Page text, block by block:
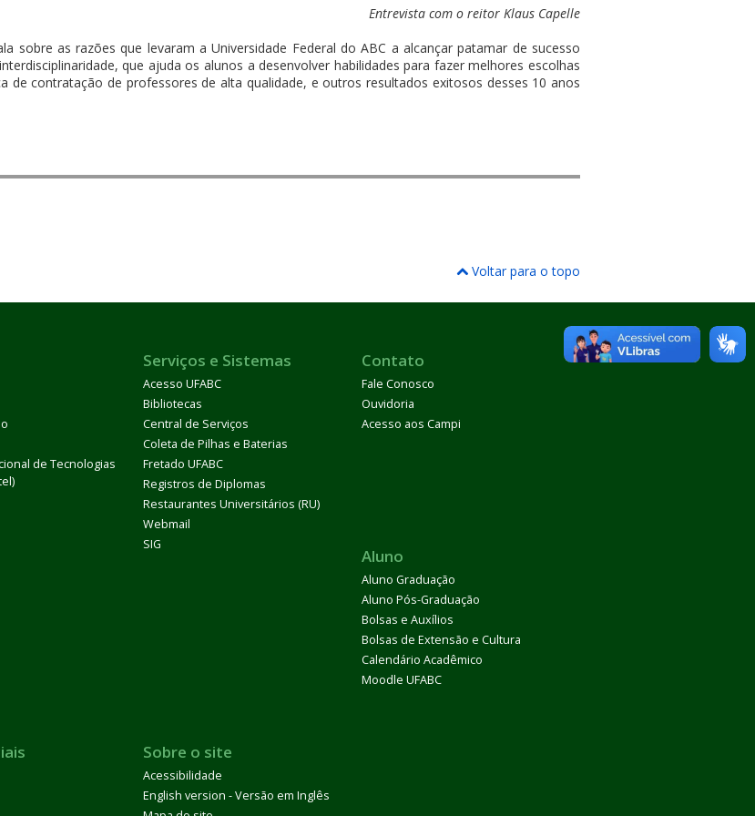
Entrevista com o reitor Klaus Capelle
sobre as razões que levaram a Universidade Federal do ABC a alcançar patamar de sucesso
que ajuda os alunos a desenvolver habilidades para fazer melhores escolhas
de contratação de professores de alta qualidade, e outros resultados exitosos desses 10 anos
Voltar para o topo
de Tecnologias
Serviços e Sistemas
Acesso UFABC
Bibliotecas
Central de Serviços
Coleta de Pilhas e Baterias
Fretado UFABC
Registros de Diplomas
Restaurantes Universitários (RU)
Webmail
SIG
Contato
Fale Conosco
Ouvidoria
Acesso aos Campi
Aluno
Aluno Graduação
Aluno Pós-Graduação
Bolsas e Auxílios
Bolsas de Extensão e Cultura
Calendário Acadêmico
Moodle UFABC
Sobre o site
Acessibilidade
English version - Versão em Inglês